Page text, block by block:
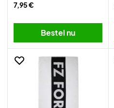
7,95 €
Bestel nu